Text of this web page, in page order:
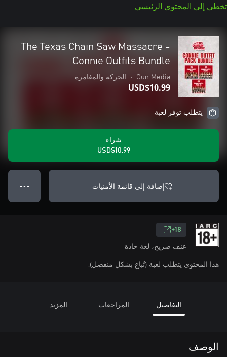
تخطي إلى المحتوى الرئيسي
The Texas Chain Saw Massacre -
Connie Outfits Bundle
Gun Media
• الحركة والمغامرة
USD$10.99
يتطلب توفر لعبة
شراء
USD$10.99
إضافة إلى قائمة الأمنيات ● ● ●
18+
عنف صريح، لغة حادة
هذا المحتوى يتطلب لعبة (تُباع بشكل منفصل).
التفاصيل المراجعات المزيد
الوصف